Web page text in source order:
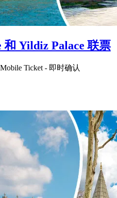
和 Yildiz Palace 联票
Mobile Ticket - 即时确认